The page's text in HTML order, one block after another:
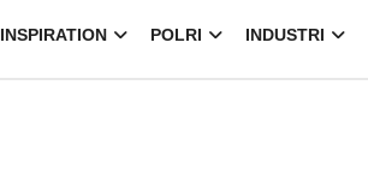
INSPIRATION POLRI INDUSTRI